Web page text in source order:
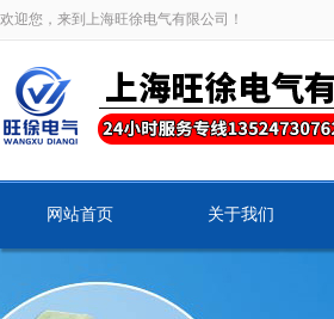
欢迎您，来到上海旺徐电气有限公司！
网站首页 关于我们